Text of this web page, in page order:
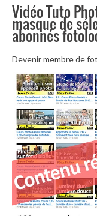
Vidéo Tuto
masque de
abonnés
Devenir membre de